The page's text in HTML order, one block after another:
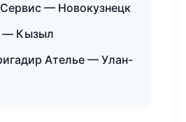
— Новокузнецк
— Кызыл
Ателье — Улан-